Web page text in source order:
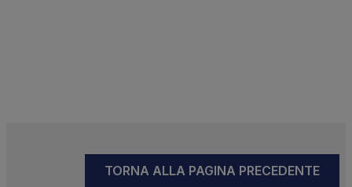
TORNA ALLA PAGINA PRECEDENTE